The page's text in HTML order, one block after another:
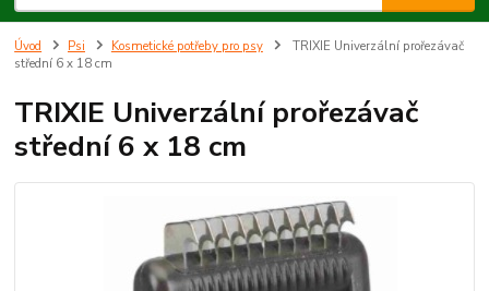
Úvod Psi Kosmetické potřeby pro psy
TRIXIE Univerzální prořezávač
střední 6 x 18 cm
TRIXIE Univerzální prořezávač
střední 6 x 18 cm